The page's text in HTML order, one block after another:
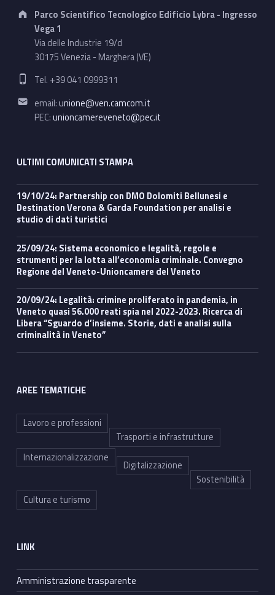
Address:
Parco Scientifico Tecnologico Edificio Lybra - Ingresso
Vega 1
Via delle Industrie 19/d
30175 Venezia - Marghera (VE)
Phone number:
Tel. +39 041 0999311
Email address:
email:unione@ven.camcom.it
PEC:unioncamereveneto@pec.it
ULTIMI COMUNICATI STAMPA
19/10/24: Partnership con DMO Dolomiti Bellunesi e
Destination Verona & Garda Foundation per analisi e
studio di dati turistici
25/09/24: Sistema economico e legalità, regole e
strumenti per la lotta all’economia criminale. Convegno
Regione del Veneto-Unioncamere del Veneto
20/09/24: Legalità: crimine proliferato in pandemia, in
Veneto quasi 56.000 reati spia nel 2022-2023. Ricerca di
Libera “Sguardo d’insieme. Storie, dati e analisi sulla
criminalità in Veneto”
AREE TEMATICHE
Lavoro e professioni
Trasporti e infrastrutture
Internazionalizzazione
Digitalizzazione
Sostenibilità
Cultura e turismo
LINK
Amministrazione trasparente